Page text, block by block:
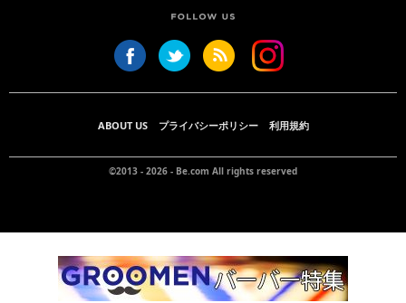
ABOUT US プライバシーポリシー 利用規約
©2013 - 2026 - Be.com All rights reserved